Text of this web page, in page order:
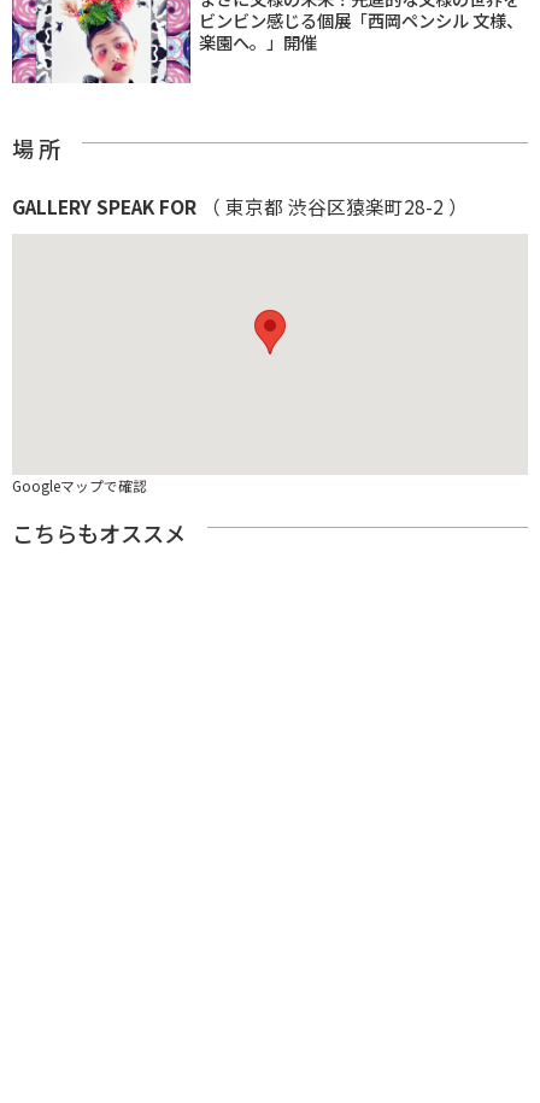
ビンビン感じる個展「西岡ペンシル 文様、
楽園へ。」開催
場 所
GALLERY SPEAK FOR （ 東京都 渋谷区猿楽町28-2 ）
Googleマップで確認
こちらもオススメ